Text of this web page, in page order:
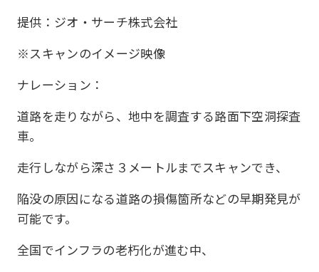
提供：ジオ・サーチ株式会社
※スキャンのイメージ映像
ナレーション：
道路を走りながら、地中を調査する路面下空洞探査
車。
走行しながら深さ３メートルまでスキャンでき、
陥没の原因になる道路の損傷箇所などの早期発見が
可能です。
全国でインフラの老朽化が進む中、